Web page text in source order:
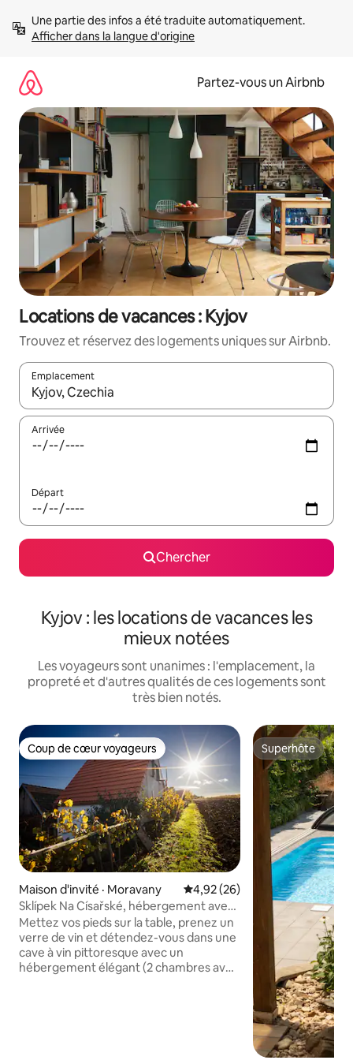
directement
Afficher dans la langue d'origine
Partez-vous un Airbnb
Locations de vacances : Kyjov
Trouvez et réservez des logements uniques sur Airbnb.
Emplacement
Quand les résultats sont affichés, parcourez-les en utilisant
Arrivée
Départ
Chercher
Kyjov : les locations de vacances les
mieux notées
Les voyageurs sont unanimes : l'emplacement, la
propreté et d'autres qualités de ces logements sont
très bien notés.
Coup de cœur voyageurs
Coup de cœur voyageurs
Maison d'invité · Moravany Note moyenne de 4,92 sur 5,
4,92 (26)
Sklípek Na Císařské, hébergement avec
un verre de vin
Mettez vos pieds sur la table, prenez un
verre de vin et détendez-vous dans une
cave à vin pittoresque avec un
hébergement élégant (2 chambres avec
Superhôte
Superhôte